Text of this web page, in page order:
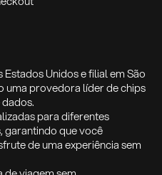
Unidos e filial em São
uma provedora líder de chips
para diferentes
garantindo que você
de uma experiência sem